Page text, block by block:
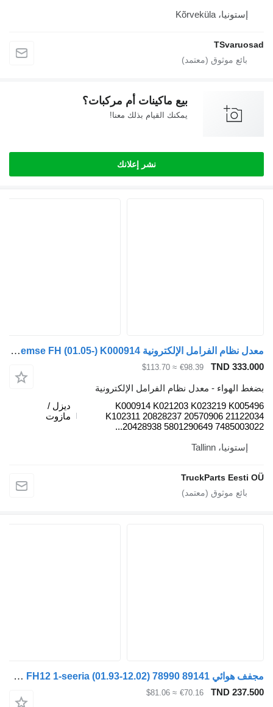
إستونيا، Kõrveküla
بيع ماكينات أم مركبات؟
يمكنك القيام بذلك معنا!
نشر إعلانك
معدل نظام الفرامل الإلكترونية Knorr-Bremse FH (01.05-) K000914 لـ السيارات القاطرة Volvo FH12, FH16, NH12, FH, VNL780 (1993-2014)
TND
€98.39
≈ $113.70
الهواء - معدل نظام الفرامل الإلكترونية
K000914 K021203 K023219
K102311 20828237 20570906
20428938 5801290649
مازوت
إستونيا، Tallinn
TruckParts
مجفف هوائي Haldex FH12 1-seeria (01.93-12.02) 78990 89141 لـ السيارات القاطرة Volvo FH12, FH16, NH12, FH, VNL780 (1993-2014)
TND
€70.16
≈ $81.06